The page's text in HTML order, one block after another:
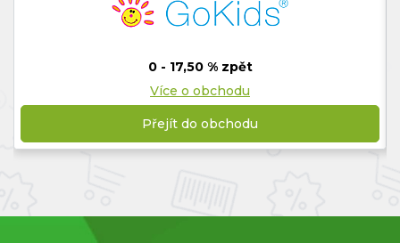
0 - 17,50 % zpět
Více o obchodu
Přejít do obchodu